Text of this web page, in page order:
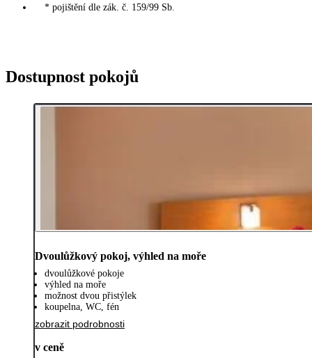
* pojištění dle zák. č. 159/99 Sb.
Dostupnost pokojů
Dvoulůžkový pokoj, výhled na moře
dvoulůžkové pokoje
výhled na moře
možnost dvou přistýlek
koupelna, WC, fén
zobrazit podrobnosti
v ceně